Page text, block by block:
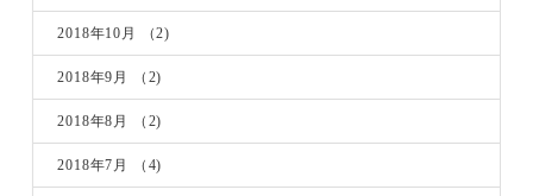
2018年10月 （2)
2018年9月 （2)
2018年8月 （2)
2018年7月 （4)